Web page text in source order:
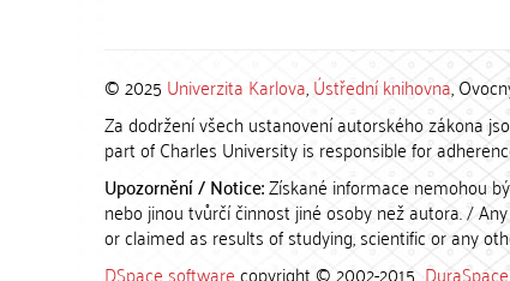
© 2025 Univerzita Karlova,Ústřední knihovna,
Za dodržení všech ustanovení autorského zákona
part of Charles University is responsible for
Upozornění / Notice:Získané informace nemohou
nebo jinou tvůrčí činnost jiné osoby než autora. /
or claimed as results of studying, scientific or any
DSpace softwarecopyright © 2002-2015 DuraSpace